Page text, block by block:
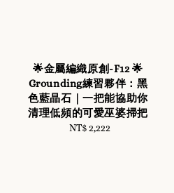
🌟金屬編織原創-F12 🌟
Grounding練習夥伴：黑
色藍晶石｜一把能協助你
清理低頻的可愛巫婆掃把
Regular
NT$ 2,222